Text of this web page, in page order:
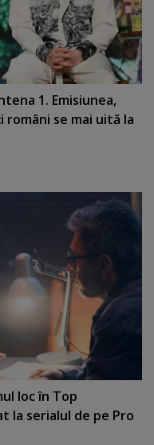
1. Emisiunea,
se mai uită la
loc în Top
la serialul de pe Pro